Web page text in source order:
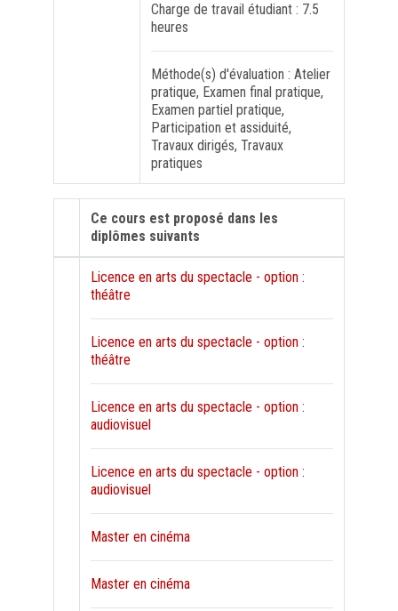
Charge de travail étudiant : 7.5
heures
Méthode(s) d'évaluation : Atelier
pratique, Examen final pratique,
Examen partiel pratique,
Participation et assiduité,
Travaux dirigés, Travaux
pratiques
Ce cours est proposé dans les
diplômes suivants
Licence en arts du spectacle - option :
théâtre
Licence en arts du spectacle - option :
théâtre
Licence en arts du spectacle - option :
audiovisuel
Licence en arts du spectacle - option :
audiovisuel
Master en cinéma
Master en cinéma